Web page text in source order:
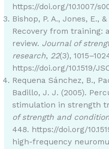
https://doi.org/10.1007/
Bishop, P. A., Jones, E.,
Recovery from training:
review. Journal of
research, 22(3),
https://doi.org/10.1519/
Requena Sánchez, B.,
Badillo, J. J. (2005).
stimulation in strength
of strength and
448. https://doi.org/
high-frequency